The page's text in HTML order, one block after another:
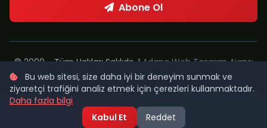
🎬
Abone Ol
© 2009 - Tüm Hakları Saklıdır. |Adana Web Tasarım Ajansı
Metropol Web
Bu web sitesi, size daha iyi bir deneyim sunmak ve
ziyaretçi trafiğini analiz etmek için çerezleri kullanmaktadır.
Daha fazla bilgi
Kabul Et
Reddet